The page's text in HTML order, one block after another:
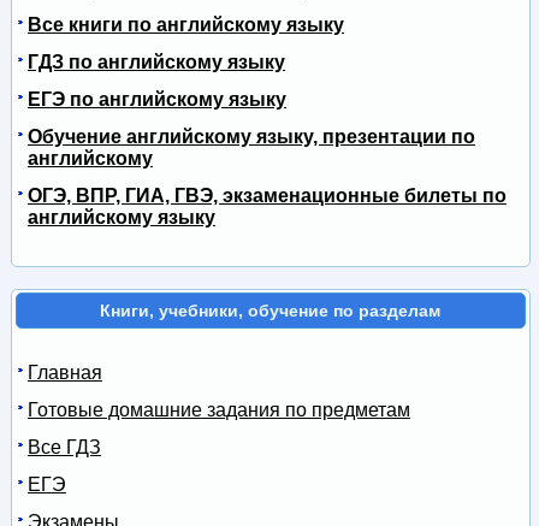
Все книги по английскому языку
ГДЗ по английскому языку
ЕГЭ по английскому языку
Обучение английскому языку, презентации по
английскому
ОГЭ, ВПР, ГИА, ГВЭ, экзаменационные билеты по
английскому языку
Книги, учебники, обучение по разделам
Главная
Готовые домашние задания по предметам
Все ГДЗ
ЕГЭ
Экзамены